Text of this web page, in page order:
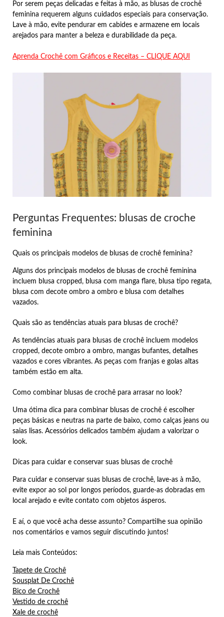
Por serem peças delicadas e feitas à mão, as blusas de crochê
feminina requerem alguns cuidados especiais para conservação.
Lave à mão, evite pendurar em cabides e armazene em locais
arejados para manter a beleza e durabilidade da peça.
Aprenda Crochê com Gráficos e Receitas – CLIQUE AQUI
Perguntas Frequentes: blusas de croche
feminina
Quais os principais modelos de blusas de crochê feminina?
Alguns dos principais modelos de blusas de crochê feminina
incluem blusa cropped, blusa com manga flare, blusa tipo regata,
blusa com decote ombro a ombro e blusa com detalhes
vazados.
Quais são as tendências atuais para blusas de crochê?
As tendências atuais para blusas de crochê incluem modelos
cropped, decote ombro a ombro, mangas bufantes, detalhes
vazados e cores vibrantes. As peças com franjas e golas altas
também estão em alta.
Como combinar blusas de crochê para arrasar no look?
Uma ótima dica para combinar blusas de crochê é escolher
peças básicas e neutras na parte de baixo, como calças jeans ou
saias lisas. Acessórios delicados também ajudam a valorizar o
look.
Dicas para cuidar e conservar suas blusas de crochê
Para cuidar e conservar suas blusas de crochê, lave-as à mão,
evite expor ao sol por longos períodos, guarde-as dobradas em
local arejado e evite contato com objetos ásperos.
E aí, o que você acha desse assunto? Compartilhe sua opinião
nos comentários e vamos seguir discutindo juntos!
Leia mais Conteúdos:
Tapete de Crochê
Sousplat De Crochê
Bico de Crochê
Vestido de crochê
Xale de crochê